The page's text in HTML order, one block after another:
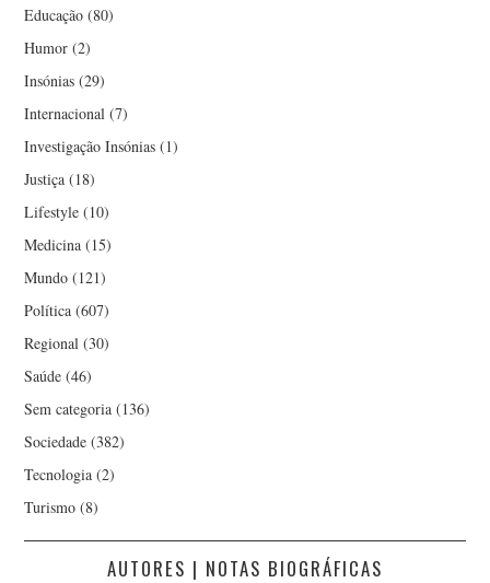
Educação (80)
Humor (2)
Insónias (29)
Internacional (7)
Investigação Insónias (1)
Justiça (18)
Lifestyle (10)
Medicina (15)
Mundo (121)
Política (607)
Regional (30)
Saúde (46)
Sem categoria (136)
Sociedade (382)
Tecnologia (2)
Turismo (8)
AUTORES | NOTAS BIOGRÁFICAS